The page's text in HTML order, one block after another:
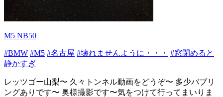
M5 NB50
#BMW #M5 #名古屋 #壊れませんように・・・ #窓閉めると
静かすぎ
レッツゴー山梨〜 久々トンネル動画をどうぞ〜 多少バブリ
ングありです〜 奥様撮影です〜気をつけて行ってまいりま